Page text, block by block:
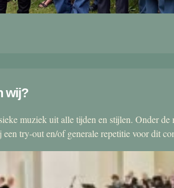
wij?
muziek uit alle tijden en stijlen. Onder
try-out en/of generale repetitie voor dit